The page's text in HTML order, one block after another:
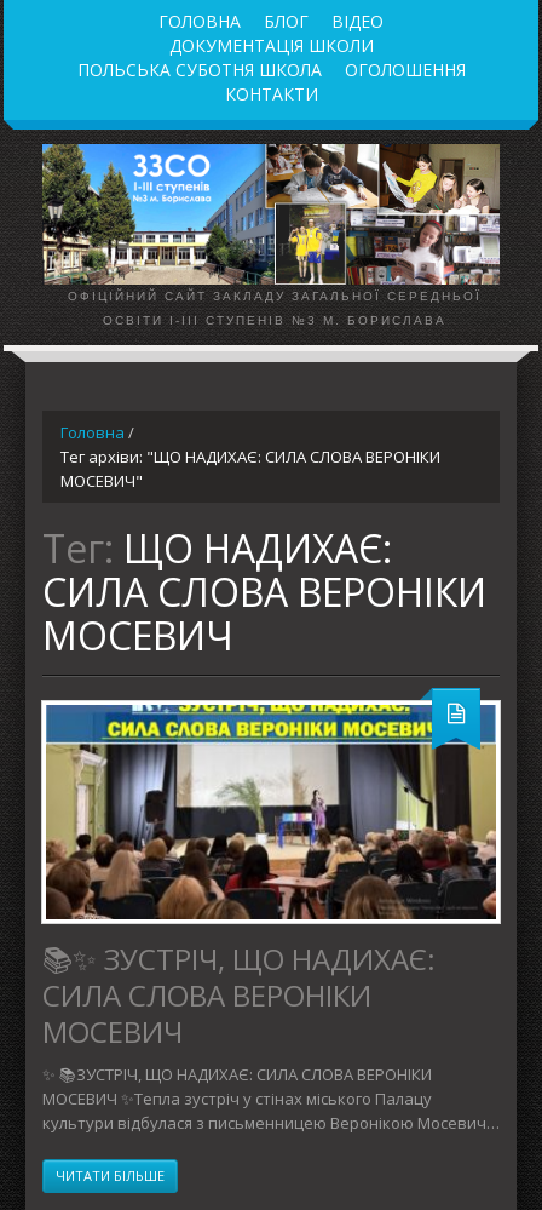
ГОЛОВНА БЛОГ
ВІДЕО
ДОКУМЕНТАЦІЯ ШКОЛИ
ПОЛЬСЬКА СУБОТНЯ ШКОЛА
ОГОЛОШЕННЯ
КОНТАКТИ
ОФІЦІЙНИЙ САЙТ ЗАКЛАДУ ЗАГАЛЬНОЇ СЕРЕДНЬОЇ
ОСВІТИ І-ІІІ СТУПЕНІВ №3 М. БОРИСЛАВА
Головна /
Тег архіви: "ЩО НАДИХАЄ: СИЛА СЛОВА ВЕРОНІКИ
МОСЕВИЧ"
Тег: ЩО НАДИХАЄ:
СИЛА СЛОВА ВЕРОНІКИ
МОСЕВИЧ
📚✨ ЗУСТРІЧ, ЩО НАДИХАЄ:
СИЛА СЛОВА ВЕРОНІКИ
МОСЕВИЧ
✨ 📚ЗУСТРІЧ, ЩО НАДИХАЄ: СИЛА СЛОВА ВЕРОНІКИ
МОСЕВИЧ ✨Тепла зустріч у стінах міського Палацу
культури відбулася з письменницею Веронікою Мосевич…
ЧИТАТИ БІЛЬШЕ